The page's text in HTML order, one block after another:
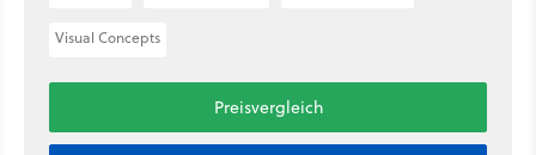
Visual Concepts
Preisvergleich